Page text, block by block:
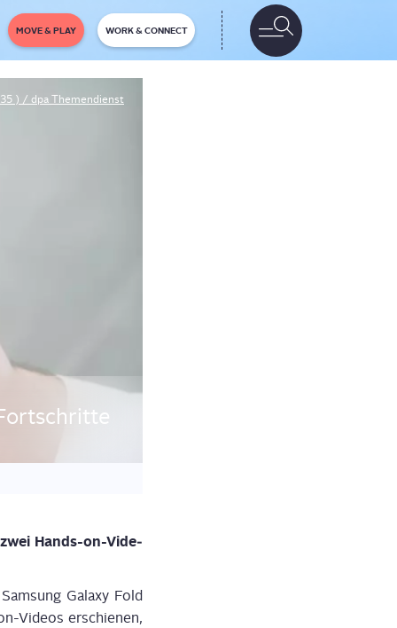
MOVE & PLAY WORK & CONNECT
) / dpa Themendienst
Hands-on-Vide­
Gala­xy Fold
Vide­os erschie­nen,